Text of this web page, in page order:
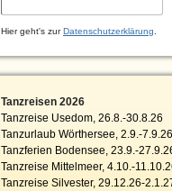
Hier geht's zurDatenschutzerklärung
Tanzreisen 2026
Tanzreise Usedom, 26.8.-30.8.26
Tanzurlaub Wörthersee, 2.9.-7.9.26
Tanzferien Bodensee, 23.9.-
Tanzreise Mittelmeer, 4.10.-
Tanzreise Silvester, 29.12.26-